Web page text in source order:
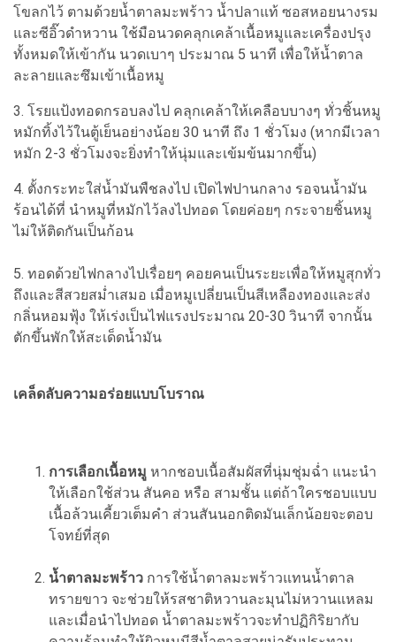
โขลกไว้ ตามด้วยน้ำตาลมะพร้าว น้ำปลาแท้ ซอสหอยนางรม
และซีอิ๊วดำหวาน ใช้มือนวดคลุกเคล้าเนื้อหมูและเครื่องปรุง
ทั้งหมดให้เข้ากัน นวดเบาๆ ประมาณ 5 นาที เพื่อให้น้ำตาล
ละลายและซึมเข้าเนื้อหมู
3. โรยแป้งทอดกรอบลงไป คลุกเคล้าให้เคลือบบางๆ ทั่วชิ้นหมู
หมักทิ้งไว้ในตู้เย็นอย่างน้อย 30 นาที ถึง 1 ชั่วโมง (หากมีเวลา
หมัก 2-3 ชั่วโมงจะยิ่งทำให้นุ่มและเข้มข้นมากขึ้น)
4. ตั้งกระทะใส่น้ำมันพืชลงไป เปิดไฟปานกลาง รอจนน้ำมัน
ร้อนได้ที่ นำหมูที่หมักไว้ลงไปทอด โดยค่อยๆ กระจายชิ้นหมู
ไม่ให้ติดกันเป็นก้อน
5. ทอดด้วยไฟกลางไปเรื่อยๆ คอยคนเป็นระยะเพื่อให้หมูสุกทั่ว
ถึงและสีสวยสม่ำเสมอ เมื่อหมูเปลี่ยนเป็นสีเหลืองทองและส่ง
กลิ่นหอมฟุ้ง ให้เร่งเป็นไฟแรงประมาณ 20-30 วินาที จากนั้น
ตักขึ้นพักให้สะเด็ดน้ำมัน
เคล็ดลับความอร่อยแบบโบราณ
การเลือกเนื้อหมู หากชอบเนื้อสัมผัสที่นุ่มชุ่มฉ่ำ แนะนำ
ให้เลือกใช้ส่วน สันคอ หรือ สามชั้น แต่ถ้าใครชอบแบบ
เนื้อล้วนเคี้ยวเต็มคำ ส่วนสันนอกติดมันเล็กน้อยจะตอบ
โจทย์ที่สุด
น้ำตาลมะพร้าว การใช้น้ำตาลมะพร้าวแทนน้ำตาล
ทรายขาว จะช่วยให้รสชาติหวานละมุนไม่หวานแหลม
และเมื่อนำไปทอด น้ำตาลมะพร้าวจะทำปฏิกิริยากับ